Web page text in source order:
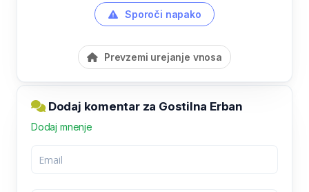
Sporoči napako
Prevzemi urejanje vnosa
Dodaj komentar za Gostilna Erban
Dodaj mnenje